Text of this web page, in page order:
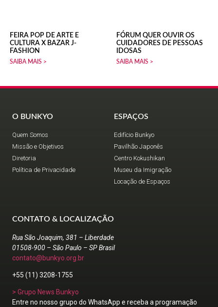
FEIRA POP DE ARTE E
CULTURA X BAZAR J-
FASHION
SAIBA MAIS >
FÓRUM QUER OUVIR OS
CUIDADORES DE PESSOAS
IDOSAS
SAIBA MAIS >
O BUNKYO
Quem Somos
Missão e Objetivos
Diretoria
Política de Privacidade
ESPAÇOS
Edifício Bunkyo
Pavilhão Japonês
Centro Kokushikan
Museu da Imigração
Locação de Espaços
CONTATO & LOCALIZAÇÃO
Rua São Joaquim, 381 – Liberdade
01508-900 – São Paulo – SP Brasil
contato@bunkyo.org.br
+55 (11) 3208-1755
> Grupo News Bunkyo
Entre no nosso grupo do WhatsApp e receba a programação